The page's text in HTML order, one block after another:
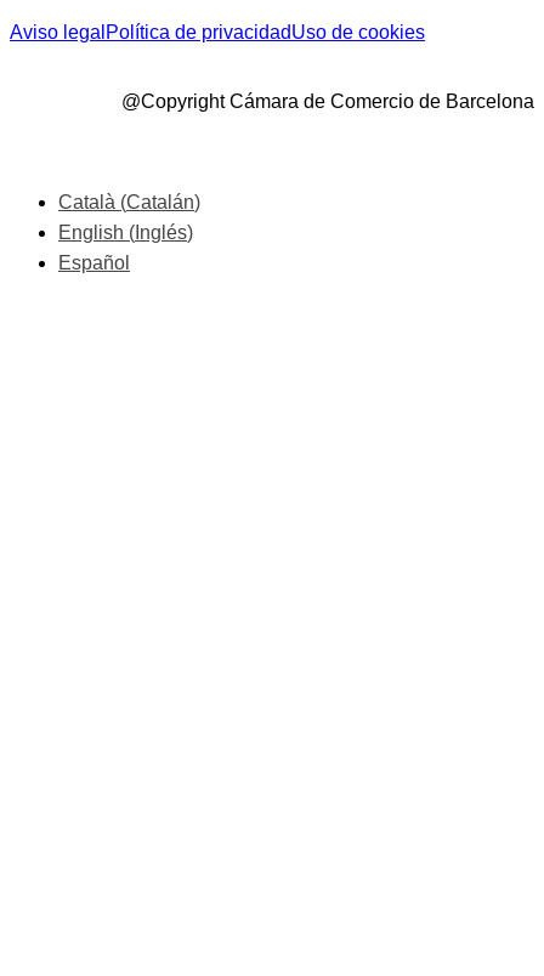
Aviso legal Política de privacidadUso de cookies
@Copyright Cámara de Comercio de Barcelona
Català (Catalán)
English ( Inglés)
Español